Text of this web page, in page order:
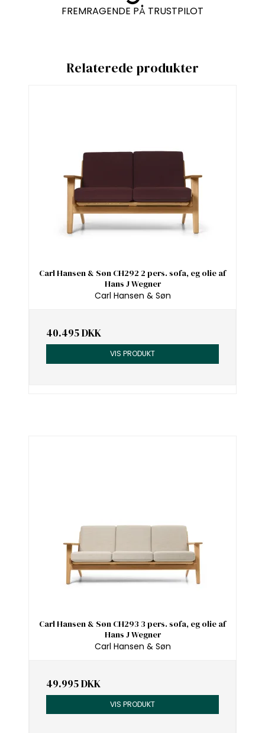
FREMRAGENDE PÅ TRUSTPILOT
Relaterede produkter
Carl Hansen & Søn CH292 2 pers. sofa, eg olie af
Hans J Wegner
Carl Hansen & Søn
40.495 DKK
VIS PRODUKT
Carl Hansen & Søn CH293 3 pers. sofa, eg olie af
Hans J Wegner
Carl Hansen & Søn
49.995 DKK
VIS PRODUKT